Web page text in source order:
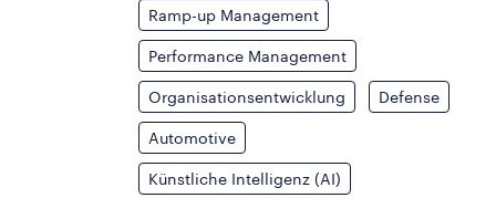
Ramp-up Management
Performance Management
Organisationsentwicklung Defense
Automotive
Künstliche Intelligenz (AI)